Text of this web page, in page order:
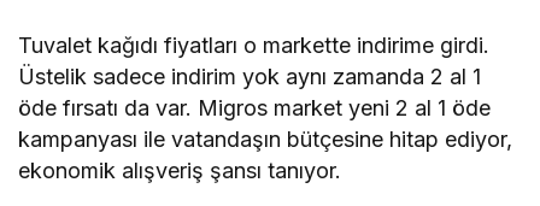
Tuvalet kağıdı fiyatları o markette indirime girdi.
Üstelik sadece indirim yok aynı zamanda 2 al 1
öde fırsatı da var. Migros market yeni 2 al 1 öde
kampanyası ile vatandaşın bütçesine hitap ediyor,
ekonomik alışveriş şansı tanıyor.